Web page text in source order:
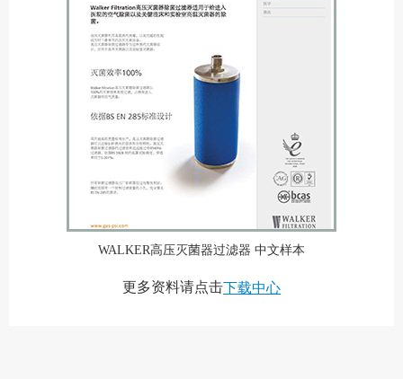
WALKER高压灭菌器过滤器 中文样本
更多资料请点击下载中心